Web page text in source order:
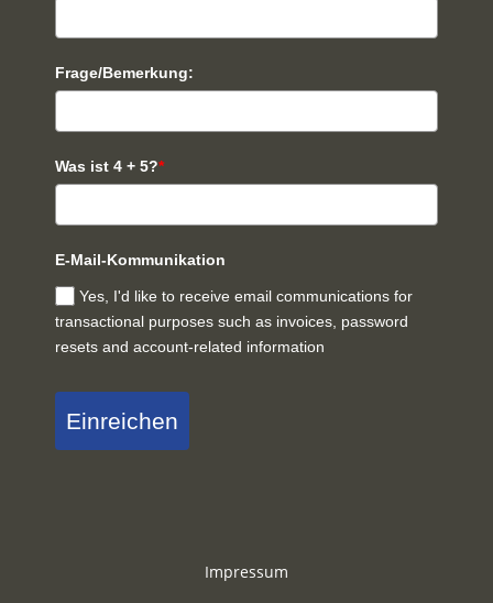
Frage/Bemerkung:
Was ist 4 + 5?*
E-Mail-Kommunikation
Yes, I'd like to receive email communications for
transactional purposes such as invoices, password
resets and account-related information
Einreichen
Impressum